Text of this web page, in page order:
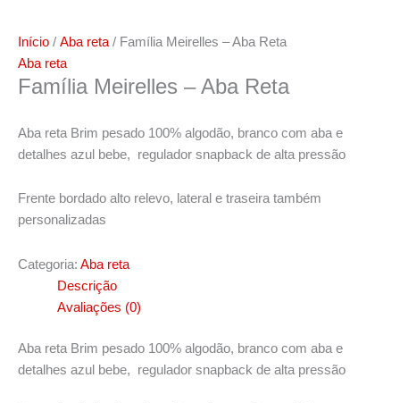
Início / Aba reta / Família Meirelles – Aba Reta
Aba reta
Família Meirelles – Aba Reta
Aba reta Brim pesado 100% algodão, branco com aba e
detalhes azul bebe, regulador snapback de alta pressão
Frente bordado alto relevo, lateral e traseira também
personalizadas
Categoria: Aba reta
Descrição
Avaliações (0)
Aba reta Brim pesado 100% algodão, branco com aba e
detalhes azul bebe, regulador snapback de alta pressão